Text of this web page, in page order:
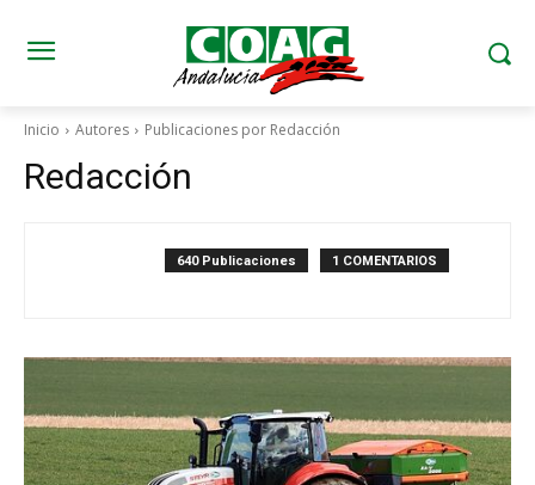
Inicio Autores Publicaciones por Redacción
Redacción
640 Publicaciones 1 COMENTARIOS